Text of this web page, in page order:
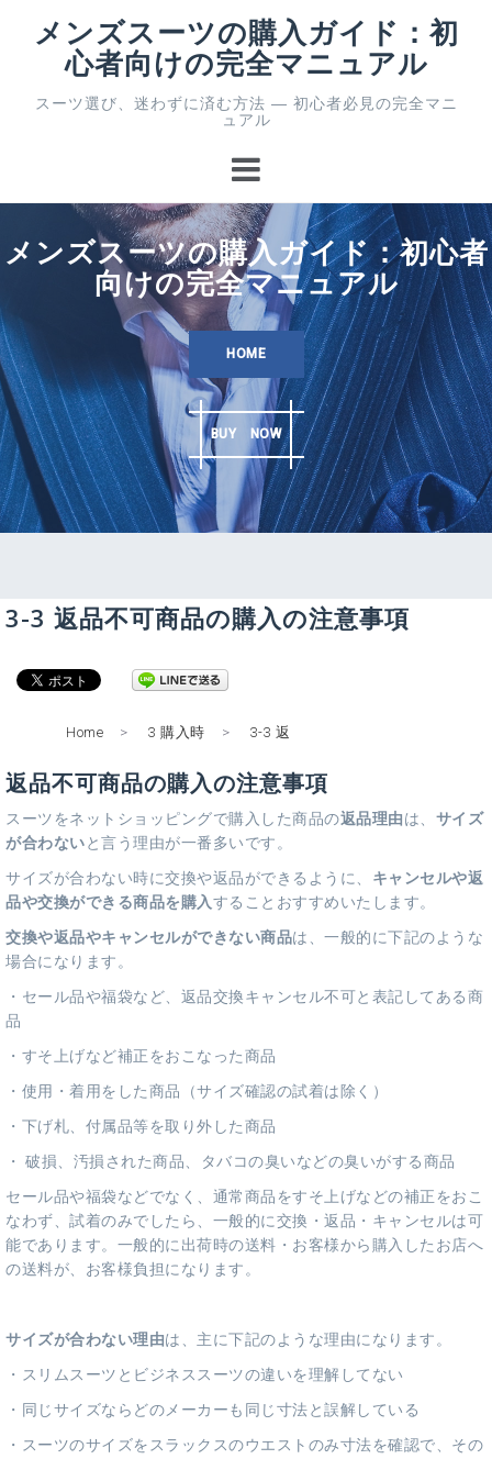
ッ
メンズスーツの購入ガイド：初
心者向けの完全マニュアル
スーツ選び、迷わずに済む方法 ― 初心者必見の完全マニ
ュアル
メンズスーツの購入ガイド：初心者
向けの完全マニュアル
HOME
BUY NOW
3-3 返品不可商品の購入の注意事項
Home > 3 購入時 > 3-3 返
返品不可商品の購入の注意事項
スーツをネットショッピングで購入した商品の返品理由は、 サイズ
が合わないと言う理由が一番多いです。
サイズが合わない時に交換や返品ができるように、 キャンセルや返
品や交換ができる商品を購入することおすすめいたします。
交換や返品やキャンセルができない商品は、一般的に下記のような
場合になります。
・セール品や福袋など、返品交換キャンセル不可と表記してある商
品
・すそ上げなど補正をおこなった商品
・使用・着用をした商品（サイズ確認の試着は除く）
・下げ札、付属品等を取り外した商品
・ 破損、汚損された商品、タバコの臭いなどの臭いがする商品
セール品や福袋などでなく、通常商品をすそ上げなどの補正をおこ
なわず、試着のみでしたら、一般的に交換・返品・キャンセルは可
能であります。一般的に出荷時の送料・お客様から購入したお店へ
の送料が、お客様負担になります。
サイズが合わない理由は、主に下記のような理由になります。
・スリムスーツとビジネススーツの違いを理解してない
・同じサイズならどのメーカーも同じ寸法と誤解している
・スーツのサイズをスラックスのウエストのみ寸法を確認で、その